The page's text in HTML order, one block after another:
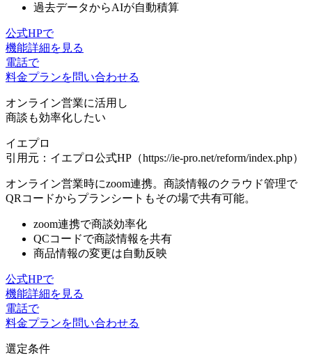
過去データからAIが自動積算
公式HPで
機能詳細を見る
電話で
料金プランを問い合わせる
オンライン営業に活用し
商談も効率化したい
イエプロ
引用元：イエプロ公式HP（https://ie-pro.net/reform/index.php）
オンライン営業時にzoom連携。商談情報のクラウド管理で
QRコードからプランシートもその場で共有可能。
zoom連携で商談効率化
QCコードで商談情報を共有
商品情報の変更は自動反映
公式HPで
機能詳細を見る
電話で
料金プランを問い合わせる
選定条件